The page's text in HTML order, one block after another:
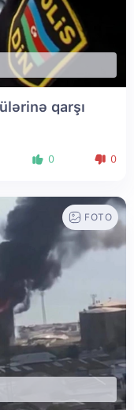
qarşı
0 0
FOTO